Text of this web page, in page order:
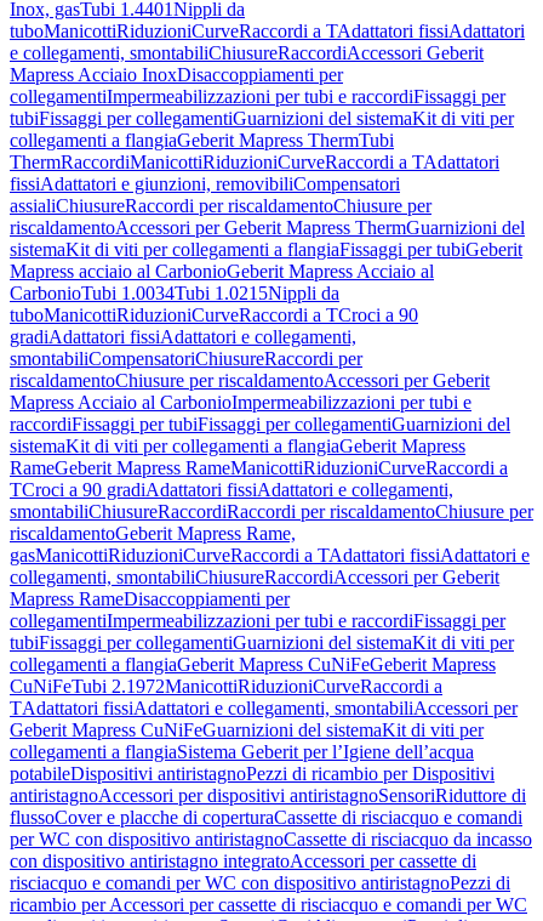
Inox, gasTubi 1.4401Nippli da
tuboManicottiRiduzioniCurveRaccordi a TAdattatori fissiAdattatori
e collegamenti, smontabiliChiusureRaccordiAccessori Geberit
Mapress Acciaio InoxDisaccoppiamenti per
collegamentiImpermeabilizzazioni per tubi e raccordiFissaggi per
tubiFissaggi per collegamentiGuarnizioni del sistemaKit di viti per
collegamenti a flangiaGeberit Mapress ThermTubi
ThermRaccordiManicottiRiduzioniCurveRaccordi a TAdattatori
fissiAdattatori e giunzioni, removibiliCompensatori
assialiChiusureRaccordi per riscaldamentoChiusure per
riscaldamentoAccessori per Geberit Mapress ThermGuarnizioni del
sistemaKit di viti per collegamenti a flangiaFissaggi per tubiGeberit
Mapress acciaio al CarbonioGeberit Mapress Acciaio al
CarbonioTubi 1.0034Tubi 1.0215Nippli da
tuboManicottiRiduzioniCurveRaccordi a TCroci a 90
gradiAdattatori fissiAdattatori e collegamenti,
smontabiliCompensatoriChiusureRaccordi per
riscaldamentoChiusure per riscaldamentoAccessori per Geberit
Mapress Acciaio al CarbonioImpermeabilizzazioni per tubi e
raccordiFissaggi per tubiFissaggi per collegamentiGuarnizioni del
sistemaKit di viti per collegamenti a flangiaGeberit Mapress
RameGeberit Mapress RameManicottiRiduzioniCurveRaccordi a
TCroci a 90 gradiAdattatori fissiAdattatori e collegamenti,
smontabiliChiusureRaccordiRaccordi per riscaldamentoChiusure per
riscaldamentoGeberit Mapress Rame,
gasManicottiRiduzioniCurveRaccordi a TAdattatori fissiAdattatori e
collegamenti, smontabiliChiusureRaccordiAccessori per Geberit
Mapress RameDisaccoppiamenti per
collegamentiImpermeabilizzazioni per tubi e raccordiFissaggi per
tubiFissaggi per collegamentiGuarnizioni del sistemaKit di viti per
collegamenti a flangiaGeberit Mapress CuNiFeGeberit Mapress
CuNiFeTubi 2.1972ManicottiRiduzioniCurveRaccordi a
TAdattatori fissiAdattatori e collegamenti, smontabiliAccessori per
Geberit Mapress CuNiFeGuarnizioni del sistemaKit di viti per
collegamenti a flangiaSistema Geberit per l’Igiene dell’acqua
potabileDispositivi antiristagnoPezzi di ricambio per Dispositivi
antiristagnoAccessori per dispositivi antiristagnoSensoriRiduttore di
flussoCover e placche di coperturaCassette di risciacquo e comandi
per WC con dispositivo antiristagnoCassette di risciacquo da incasso
con dispositivo antiristagno integratoAccessori per cassette di
risciacquo e comandi per WC con dispositivo antiristagnoPezzi di
ricambio per Accessori per cassette di risciacquo e comandi per WC